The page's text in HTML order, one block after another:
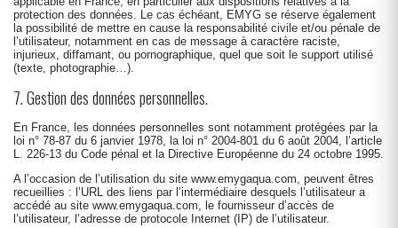
protection des données. Le cas échéant, EMYG se réserve également
la possibilité de mettre en cause la responsabilité civile et/ou pénale de
l’utilisateur, notamment en cas de message à caractère raciste,
injurieux, diffamant, ou pornographique, quel que soit le support utilisé
(texte, photographie…).
7. Gestion des données personnelles.
En France, les données personnelles sont notamment protégées par la
loi n° 78-87 du 6 janvier 1978, la loi n° 2004-801 du 6 août 2004, l’article
L. 226-13 du Code pénal et la Directive Européenne du 24 octobre 1995.
A l’occasion de l’utilisation du site www.emygaqua.com, peuvent êtres
recueillies : l’URL des liens par l’intermédiaire desquels l’utilisateur a
accédé au site www.emygaqua.com, le fournisseur d’accès de
l’utilisateur, l’adresse de protocole Internet (IP) de l’utilisateur.